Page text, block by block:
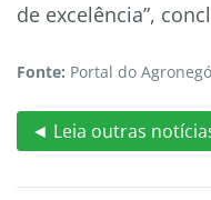
de excelência”,
Fonte: Portal do
◄ Leia outras